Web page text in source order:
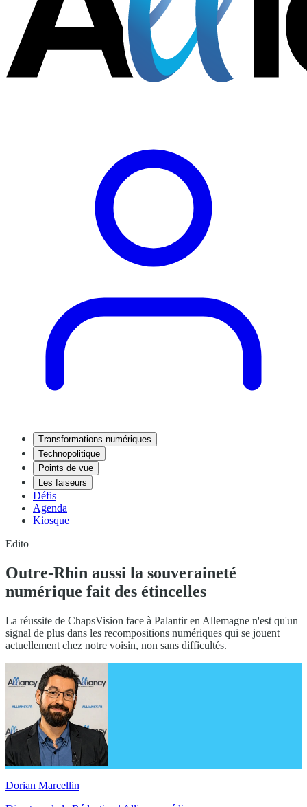
Transformations numériques
Technopolitique
Points de vue
Les faiseurs
Défis
Agenda
Kiosque
Edito
Outre-Rhin aussi la souveraineté
numérique fait des étincelles
La réussite de ChapsVision face à Palantir en Allemagne n'est qu'un
signal de plus dans les recompositions numériques qui se jouent
actuellement chez notre voisin, non sans difficultés.
Dorian Marcellin